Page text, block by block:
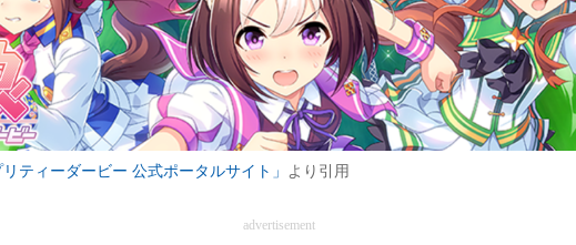
リティーダービー 公式ポータルサイト」 より引用
advertisement